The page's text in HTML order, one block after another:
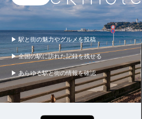
▶ 駅と街の魅力やグルメを投稿
▶ 全国の駅に訪れた記録を残せる
▶ あらゆる駅と街の情報を確認